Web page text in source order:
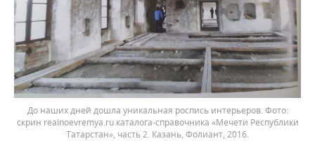
До наших дней дошла уникальная роспись интерьеров. Фото:
скрин realnoevremya.ru каталога-справочника «Мечети Республики
Татарстан», часть 2. Казань, Фолиант, 2016.